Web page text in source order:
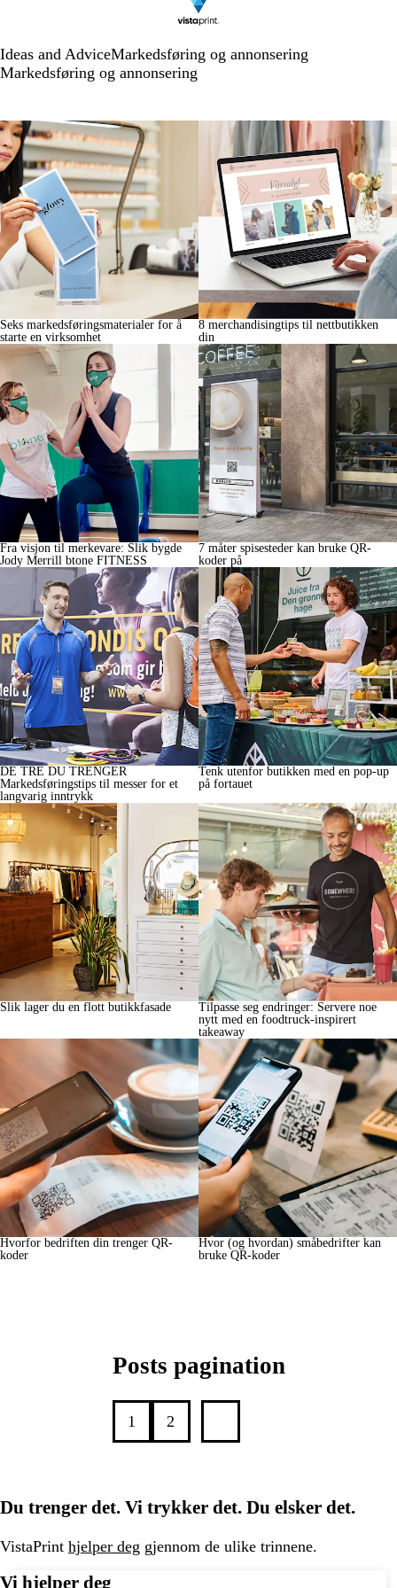
Ideas and AdviceMarkedsføring og annonsering
Markedsføring og annonsering
Seks markedsføringsmaterialer for å
starte en virksomhet
8 merchandisingtips til nettbutikken
din
Fra visjon til merkevare: Slik bygde
Jody Merrill btone FITNESS
7 måter spisesteder kan bruke QR-
koder på
DE TRE DU TRENGER
Markedsføringstips til messer for et
langvarig inntrykk
Tenk utenfor butikken med en pop-up
på fortauet
Slik lager du en flott butikkfasade
Tilpasse seg endringer: Servere noe
nytt med en foodtruck-inspirert
takeaway
Hvorfor bedriften din trenger QR-
koder
Hvor (og hvordan) småbedrifter kan
bruke QR-koder
Posts pagination
1 2
Du trenger det. Vi trykker det. Du elsker det.
VistaPrint hjelper deg gjennom de ulike trinnene.
Vi hjelper deg